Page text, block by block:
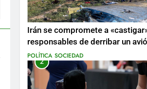
Irán se compromete a
responsables de derribar un
ucraniano mientras se realizan
POLÍTICA SOCIEDAD
2